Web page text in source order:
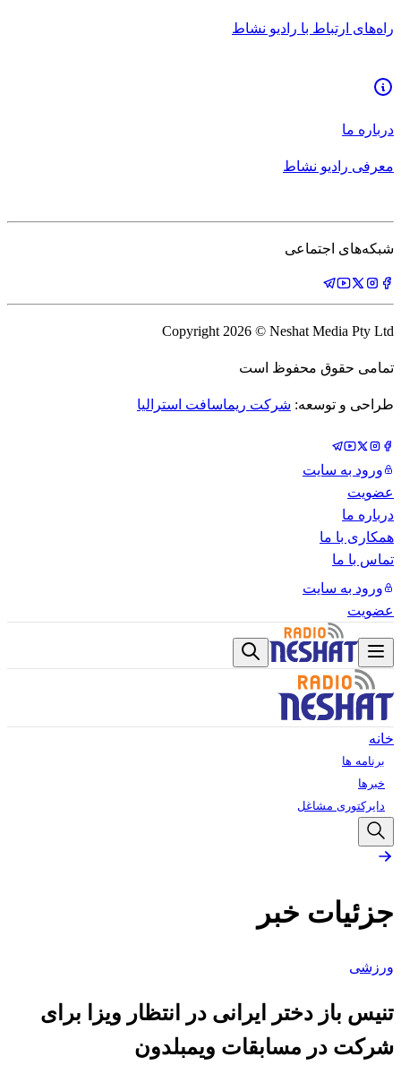
راه‌های ارتباط با رادیو نشاط
درباره ما
معرفی رادیو نشاط
شبکه‌های اجتماعی
Copyright 2026 © Neshat Media Pty Ltd
تمامی حقوق محفوظ است
طراحی و توسعه: شرکت ریماسافت استرالیا
ورود به سایت
عضویت
درباره ما
همکاری با ما
تماس با ما
ورود به سایت
عضویت
خانه
برنامه ها
خبرها
دایرکتوری مشاغل
جزئیات خبر
ورزشی
تنیس باز دختر ایرانی در انتظار ویزا برای
شرکت در مسابقات ویمبلدون